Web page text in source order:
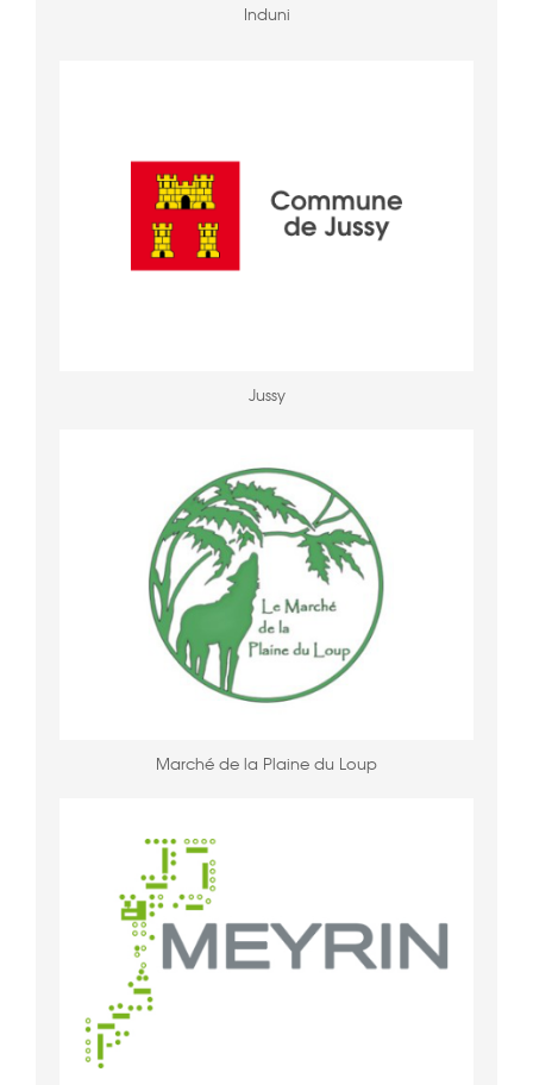
Induni
Jussy
Marché de la Plaine du Loup